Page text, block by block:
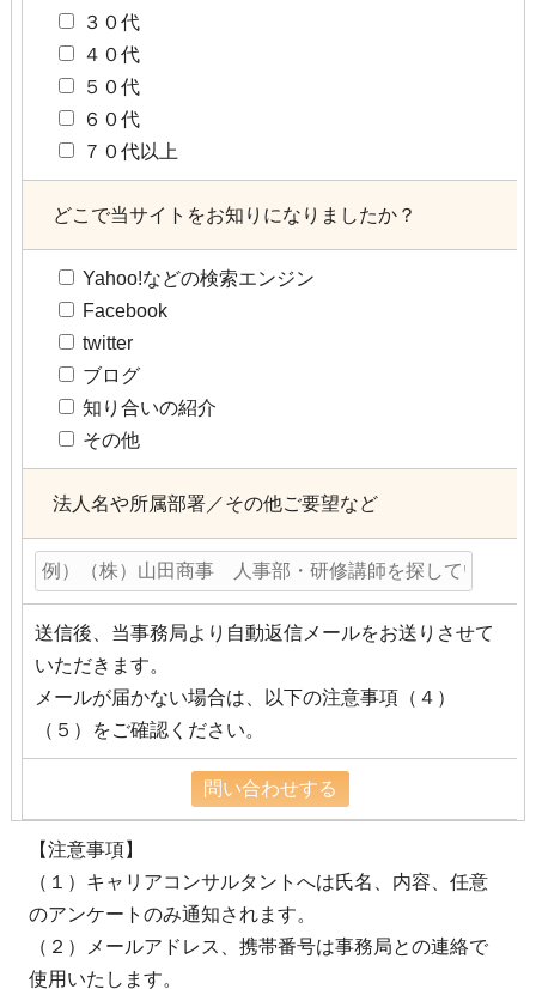
３０代
４０代
５０代
６０代
７０代以上
どこで当サイトをお知りになりましたか？
Yahoo!などの検索エンジン
Facebook
twitter
ブログ
知り合いの紹介
その他
法人名や所属部署／その他ご要望など
送信後、当事務局より自動返信メールをお送りさせて
いただきます。
メールが届かない場合は、以下の注意事項（４）
（５）をご確認ください。
【注意事項】
（１）キャリアコンサルタントへは氏名、内容、任意
のアンケートのみ通知されます。
（２）メールアドレス、携帯番号は事務局との連絡で
使用いたします。